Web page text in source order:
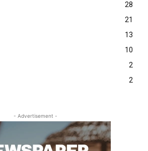
28
21
13
10
2
2
- Advertisement -